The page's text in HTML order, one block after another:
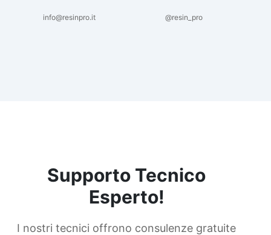
info@resinpro.it @resin_pro
Supporto Tecnico
Esperto!
I nostri tecnici offrono consulenze gratuite